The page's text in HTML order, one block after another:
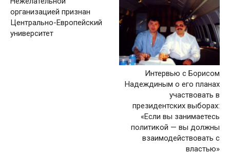
организацией признан
Центрально-Европейский
университет
Интервью с Борисом
Надеждиным о его планах
участвовать в
президентских выборах:
«Если вы занимаетесь
политикой — вы должны
взаимодействовать с
властью»